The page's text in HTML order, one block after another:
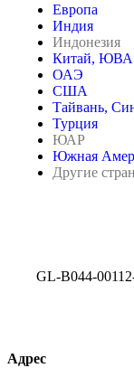
Европа
Индия
Индонезия
Китай, ЮВА
ОАЭ
США
Тайвань,
Турция
ЮАР
Южная
Другие
GL-B044-
Адрес